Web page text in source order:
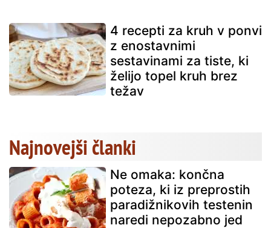
4 recepti za kruh v ponvi
z enostavnimi
sestavinami za tiste, ki
želijo topel kruh brez
težav
Najnovejši članki
Ne omaka: končna
poteza, ki iz preprostih
paradižnikovih testenin
naredi nepozabno jed